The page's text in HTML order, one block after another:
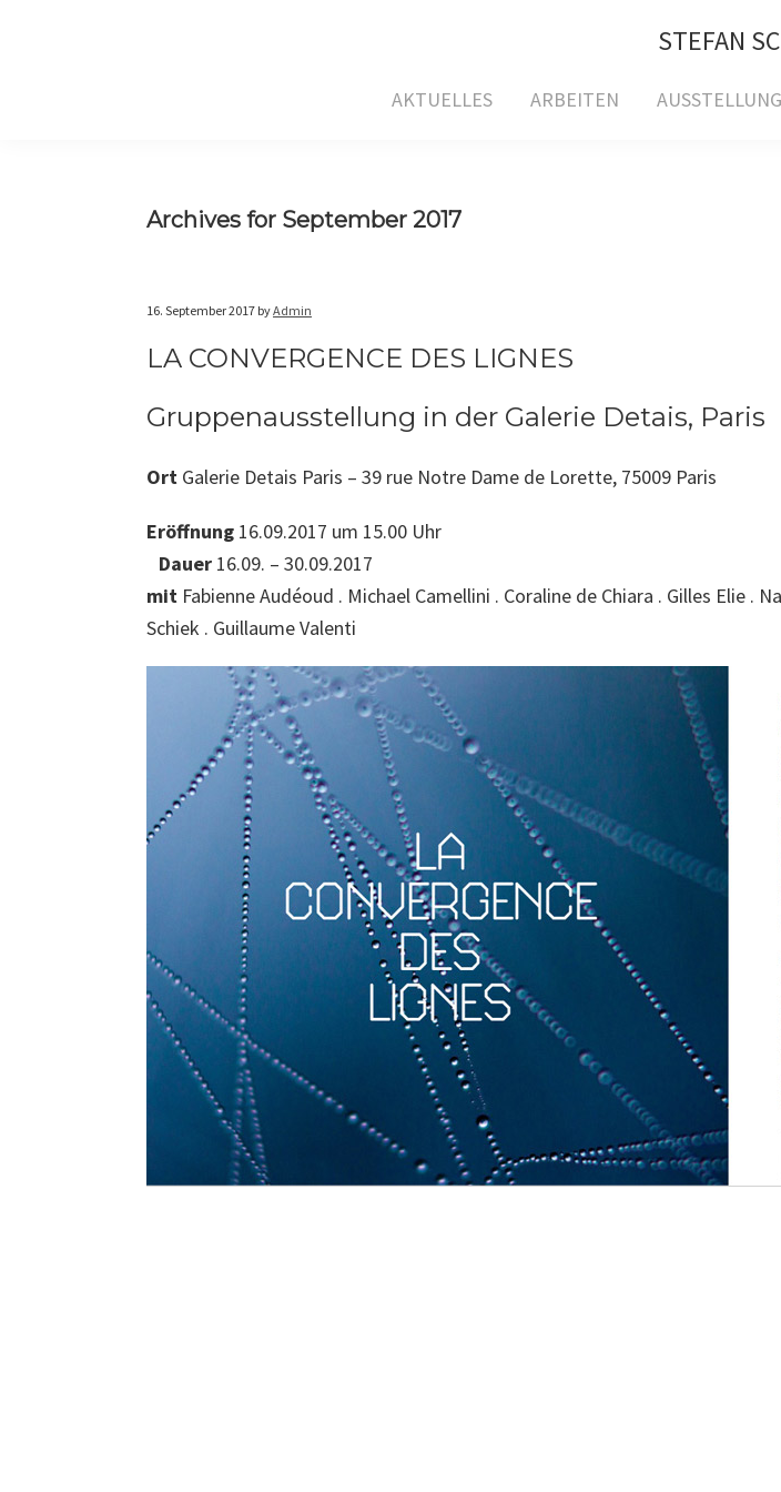
STEFAN
AKTUELLES ARBEITEN
Archives for September 2017
16. September 2017 byAdmin
LA CONVERGENCE DES LIGNES
Gruppenausstellung in der Galerie Detais, Paris
Ort Galerie Detais Paris – 39 rue Notre Dame de Lorette, 75009 Paris
Eröffnung 16.09.2017 um 15.00 Uhr
Dauer 16.09. – 30.09.2017
mit Fabienne Audéoud . Michael Camellini . Coraline de Chiara . Gilles Elie .
Schiek . Guillaume Valenti